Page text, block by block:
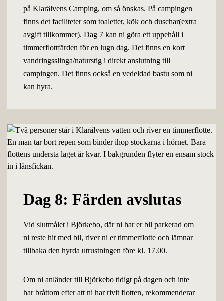
på Klarälvens Camping, om så önskas. På campingen
finns det faciliteter som toaletter, kök och duschar(extra
avgift tillkommer). Dag 7 kan ni göra ett uppehåll i
timmerflottfärden för en lugn dag. Det finns en kort
vandringsslinga/naturstig i direkt anslutning till
campingen. Det finns också en vedeldad bastu som ni
kan hyra.
Dag 8: Färden avslutas
Vid slutmålet i Björkebo, där ni har er bil parkerad om
ni reste hit med bil, river ni er timmerflotte och lämnar
tillbaka den hyrda utrustningen före kl. 17.00.
Om ni anländer till Björkebo tidigt på dagen och inte
har bråttom efter att ni har rivit flotten, rekommenderar